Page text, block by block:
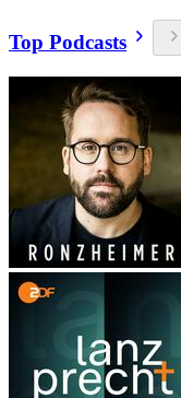
Top Podcasts